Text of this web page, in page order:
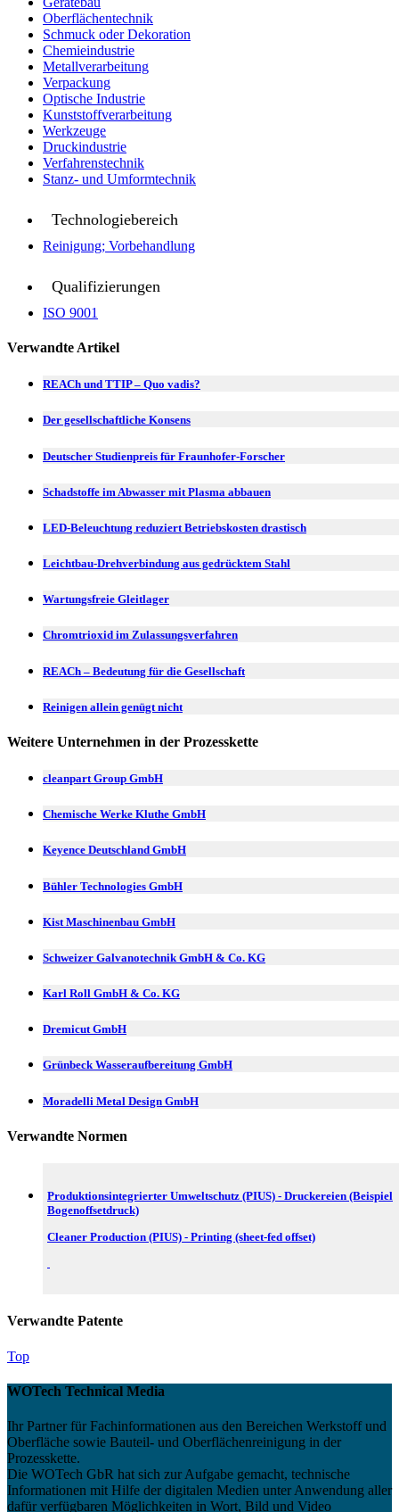
Oberflächentechnik
Schmuck oder Dekoration
Chemieindustrie
Metallverarbeitung
Verpackung
Optische Industrie
Kunststoffverarbeitung
Werkzeuge
Druckindustrie
Verfahrenstechnik
Stanz- und Umformtechnik
Technologiebereich
Reinigung; Vorbehandlung
Qualifizierungen
ISO 9001
Verwandte Artikel
REACh und TTIP – Quo vadis?
Der gesellschaftliche Konsens
Deutscher Studienpreis für Fraunhofer-Forscher
Schadstoffe im Abwasser mit Plasma abbauen
LED-Beleuchtung reduziert Betriebskosten drastisch
Leichtbau-Drehverbindung aus gedrücktem Stahl
Wartungsfreie Gleitlager
Chromtrioxid im Zulassungsverfahren
REACh – Bedeutung für die Gesellschaft
Reinigen allein genügt nicht
Weitere Unternehmen in der Prozesskette
cleanpart Group GmbH
Chemische Werke Kluthe GmbH
Keyence Deutschland GmbH
Bühler Technologies GmbH
Kist Maschinenbau GmbH
Schweizer Galvanotechnik GmbH & Co. KG
Karl Roll GmbH & Co. KG
Dremicut GmbH
Grünbeck Wasseraufbereitung GmbH
Moradelli Metal Design GmbH
Verwandte Normen
Produktionsintegrierter Umweltschutz (PIUS) - Druckereien (Beispiel
Bogenoffsetdruck)
Cleaner Production (PIUS) - Printing (sheet-fed offset)
Verwandte Patente
Top
WOTech Technical Media
Ihr Partner für Fachinformationen aus den Bereichen Werkstoff und
Oberfläche sowie Bauteil- und Oberflächenreinigung in der
Prozesskette.
Die WOTech GbR hat sich zur Aufgabe gemacht, technische
Informationen mit Hilfe der digitalen Medien unter Anwendung aller
dafür verfügbaren Möglichkeiten in Wort, Bild und Video